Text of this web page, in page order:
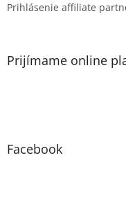
Prihlásenie affiliate
Prijímame online
Facebook